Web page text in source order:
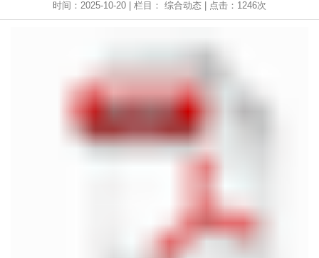
时间：2025-10-20 | 栏目： 综合动态 | 点击： 1246次